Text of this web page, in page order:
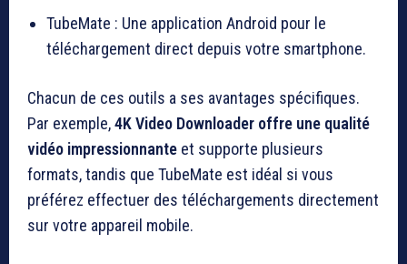
TubeMate : Une application Android pour le
téléchargement direct depuis votre smartphone.
Chacun de ces outils a ses avantages spécifiques.
Par exemple,4K Video Downloader offre une qualité
vidéo impressionnante et supporte plusieurs
formats, tandis que TubeMate est idéal si vous
préférez effectuer des téléchargements directement
sur votre appareil mobile.